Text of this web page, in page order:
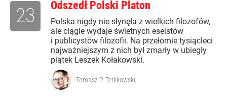
Odszedł Polski Platon
Polska nigdy nie słynęła z wielkich filozofów,
ale ciągle wydaje świetnych eseistów
i publicystów filozofii. Na przełomie tysiącleci
najważniejszym z nich był zmarły w ubiegły
piątek Leszek Kołakowski.
23
Tomasz P. Terlikowski